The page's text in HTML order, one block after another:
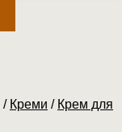
/ Креми / Крем для